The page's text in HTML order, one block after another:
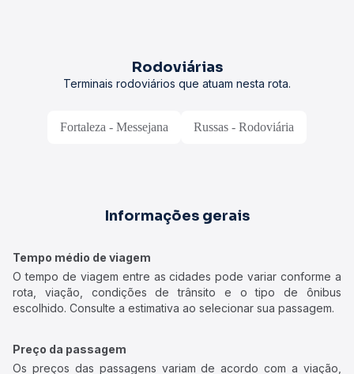
Rodoviárias
Terminais rodoviários que atuam nesta rota.
Fortaleza - Messejana Russas - Rodoviária
Informações gerais
Tempo médio de viagem
O tempo de viagem entre as cidades pode variar conforme a
rota, viação, condições de trânsito e o tipo de ônibus
escolhido. Consulte a estimativa ao selecionar sua passagem.
Preço da passagem
Os preços das passagens variam de acordo com a viação,